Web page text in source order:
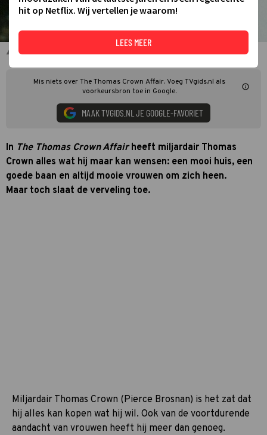
Rene Russo en Pierce Brosnan in The Thomas Crown Affair
Mis niets over The Thomas Crown Affair. Voeg TVgids.nl als
voorkeursbron toe in Google.
MAAK TVGIDS.NL JE GOOGLE-FAVORIET
In The Thomas Crown Affairheeft miljardair Thomas
Crown alles wat hij maar kan wensen: een mooi huis, een
goede baan en altijd mooie vrouwen om zich heen.
Maar toch slaat de verveling toe.
Miljardair Thomas Crown (Pierce Brosnan) is het zat dat
hij alles kan kopen wat hij wil. Ook van de voortdurende
aandacht van vrouwen heeft hij meer dan genoeg.
hit op Netflix. Wij vertellen je waarom!
LEES MEER